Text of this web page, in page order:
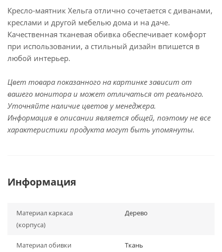
Кресло-маятник Хельга отлично сочетается с диванами,
креслами и другой мебелью дома и на даче.
Качественная тканевая обивка обеспечивает комфорт
при использовании, а стильный дизайн впишется в
любой интерьер.
Цвет товара показанного на картинке зависит от
вашего монитора и может отличаться от реального.
Уточняйте наличие цветов у менеджера.
Информация в описании является общей, поэтому не все
характеристики продукта могут быть упомянуты.
Информация
Материал каркаса
(корпуса)
Дерево
Материал обивки Ткань